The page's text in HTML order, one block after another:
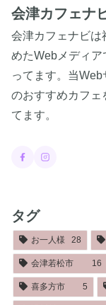
会津カフェナ
会津カフェナビは
めたWebメディ
ってます。当
のおすすめカフェ
てます。
タグ
お一人様 28
会津若松市 16
喜多方市 5